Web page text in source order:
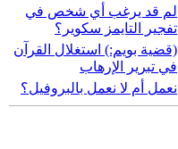
لم قد يرغب أي شخص في
تفجير التايمز سكوير؟
(قضية بويم:) استغلال القرآن
في تبرير الإرهاب
نعمل أم لا نعمل بالبروفيل؟